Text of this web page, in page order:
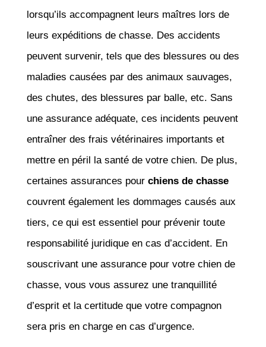
lorsqu’ils accompagnent leurs maîtres lors de
leurs expéditions de chasse. Des accidents
peuvent survenir, tels que des blessures ou des
maladies causées par des animaux sauvages,
des chutes, des blessures par balle, etc. Sans
une assurance adéquate, ces incidents peuvent
entraîner des frais vétérinaires importants et
mettre en péril la santé de votre chien. De plus,
certaines assurances pour chiens de chasse
couvrent également les dommages causés aux
tiers, ce qui est essentiel pour prévenir toute
responsabilité juridique en cas d’accident. En
souscrivant une assurance pour votre chien de
chasse, vous vous assurez une tranquillité
d’esprit et la certitude que votre compagnon
sera pris en charge en cas d’urgence.